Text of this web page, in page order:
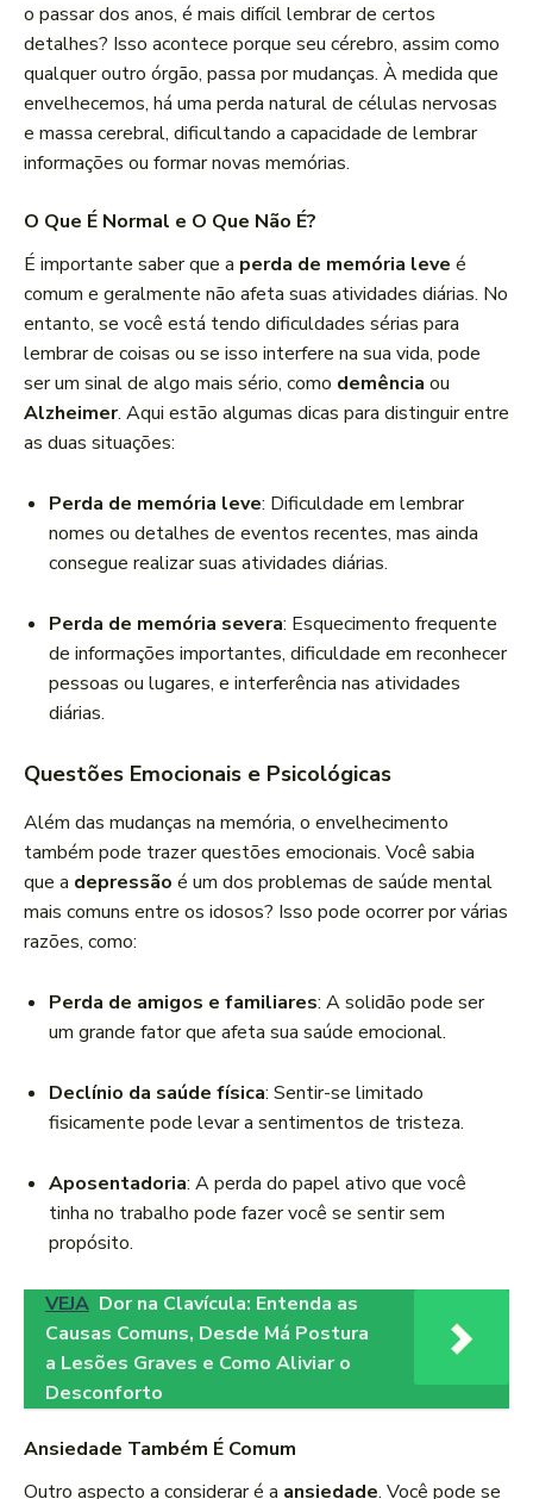
o passar dos anos, é mais difícil lembrar de certos
detalhes? Isso acontece porque seu cérebro, assim como
qualquer outro órgão, passa por mudanças. À medida que
envelhecemos, há uma perda natural de células nervosas
e massa cerebral, dificultando a capacidade de lembrar
informações ou formar novas memórias.
O Que É Normal e O Que Não É?
É importante saber que a perda de memória leve é
comum e geralmente não afeta suas atividades diárias. No
entanto, se você está tendo dificuldades sérias para
lembrar de coisas ou se isso interfere na sua vida, pode
ser um sinal de algo mais sério, como demência ou
Alzheimer. Aqui estão algumas dicas para distinguir entre
as duas situações:
Perda de memória leve: Dificuldade em lembrar
nomes ou detalhes de eventos recentes, mas ainda
consegue realizar suas atividades diárias.
Perda de memória severa: Esquecimento frequente
de informações importantes, dificuldade em reconhecer
pessoas ou lugares, e interferência nas atividades
diárias.
Questões Emocionais e Psicológicas
Além das mudanças na memória, o envelhecimento
também pode trazer questões emocionais. Você sabia
que a depressão é um dos problemas de saúde mental
mais comuns entre os idosos? Isso pode ocorrer por várias
razões, como:
Perda de amigos e familiares: A solidão pode ser
um grande fator que afeta sua saúde emocional.
Declínio da saúde física: Sentir-se limitado
fisicamente pode levar a sentimentos de tristeza.
Aposentadoria: A perda do papel ativo que você
tinha no trabalho pode fazer você se sentir sem
propósito.
VEJA Dor na Clavícula: Entenda as
Causas Comuns, Desde Má Postura
a Lesões Graves e Como Aliviar o
Desconforto
Ansiedade Também É Comum
Outro aspecto a considerar é a ansiedade. Você pode se